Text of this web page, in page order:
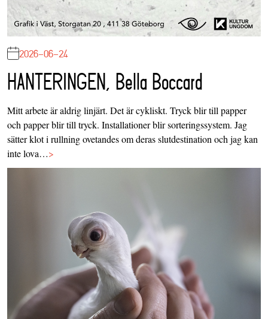
2026-06-24
HANTERINGEN, Bella Boccard
Mitt arbete är aldrig linjärt. Det är cykliskt. Tryck blir till papper
och papper blir till tryck. Installationer blir sorteringssystem. Jag
sätter klot i rullning ovetandes om deras slutdestination och jag kan
inte lova…>